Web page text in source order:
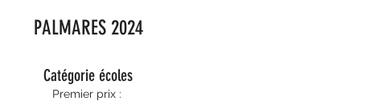
PALMARES 2024
Catégorie écoles
Premier prix :